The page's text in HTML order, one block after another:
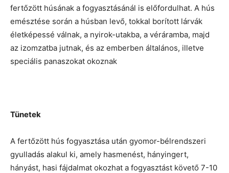
fertőzött húsának a fogyasztásánál is előfordulhat. A hús
emésztése során a húsban levő, tokkal borított lárvák
életképessé válnak, a nyirok-utakba, a véráramba, majd
az izomzatba jutnak, és az emberben általános, illetve
speciális panaszokat okoznak
Tünetek
A fertőzött hús fogyasztása után gyomor-bélrendszeri
gyulladás alakul ki, amely hasmenést, hányingert,
hányást, hasi fájdalmat okozhat a fogyasztást követő 7-10